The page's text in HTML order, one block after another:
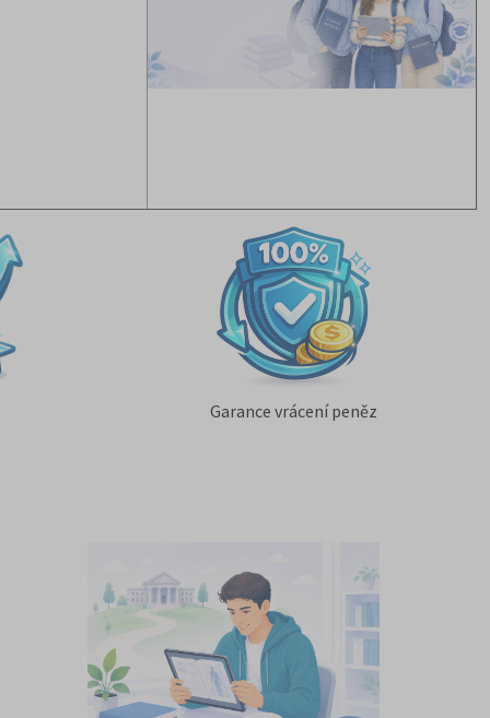
Garance vrácení peněz